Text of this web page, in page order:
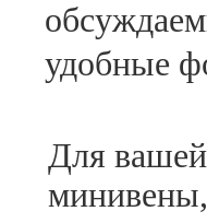
удобные
Для